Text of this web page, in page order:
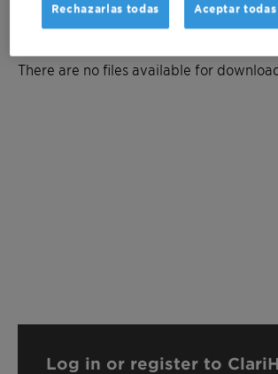
Documentation
There are no files available for
Log in or register to
Rechazarlas todas Aceptar